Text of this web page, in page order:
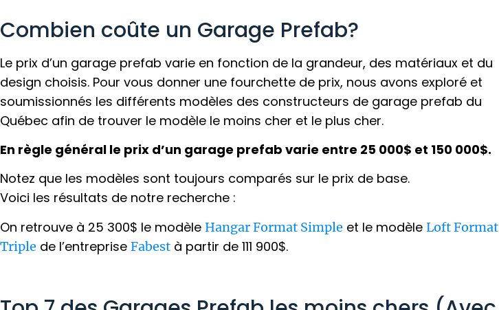
Combien coûte un Garage Prefab?
Le prix d’un garage prefab varie en fonction de la grandeur, des matériaux et du
design choisis. Pour vous donner une fourchette de prix, nous avons exploré et
soumissionnés les différents modèles des constructeurs de garage prefab du
Québec afin de trouver le modèle le moins cher et le plus cher.
En règle général le prix d’un garage prefab varie entre 25 000$ et 150 000$.
Notez que les modèles sont toujours comparés sur le prix de base.
Voici les résultats de notre recherche :
On retrouve à 25 300$ le modèle Hangar Format Simple et le modèle Loft Format
Triple de l’entreprise Fabest à partir de 111 900$.